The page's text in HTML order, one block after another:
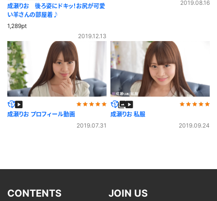
成瀬りお 後ろ姿にドキッ！お尻が可愛
い羊さんの部屋着♪
1,289pt
2019.12.13
2019.08.16
成瀬りお プロフィール動画
2019.07.31
成瀬りお 私服
2019.09.24
CONTENTS JOIN US